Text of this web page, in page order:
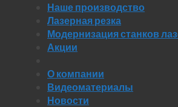
Наше производство
Лазерная резка
Модернизация станков
Акции
О компании
Видеоматериалы
Новости